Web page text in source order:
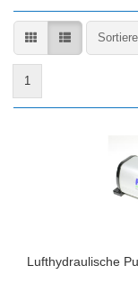
1
Lufthydraulische